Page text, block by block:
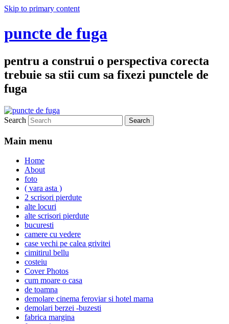
Skip to primary content
puncte de fuga
pentru a construi o perspectiva corecta
trebuie sa stii cum sa fixezi punctele de
fuga
Search
Main menu
Home
About
foto
( vara asta )
2 scrisori pierdute
alte locuri
alte scrisori pierdute
bucuresti
camere cu vedere
case vechi pe calea grivitei
cimitirul bellu
costeiu
Cover Photos
cum moare o casa
de toamna
demolare cinema feroviar si hotel marna
demolari berzei -buzesti
fabrica margina